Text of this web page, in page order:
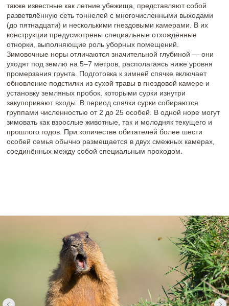
Биологический цикл байбаков начинается в конце февраля —
начале марта, когда животные пробуждаются от зимней
спячки. После периода адаптации они приступают к ремонту и
строительству нор. Сурки предпочитают открытые
В полдень байбаки обычно отдыхают в норах, а к вечеру вновь
выходят на поиски пищи. При передвижении они чередуют
короткие перебежки с остановками для оценки окружающей
Физиологические особенности позволяют байбакам развивать
скорость до 12–15 километров в час при возникновении угрозы.
Интересные факты: